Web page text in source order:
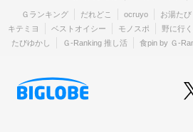
Ｇランキング だれどこ ocruyo お湯たび
キテミヨ
ベストオイシー モノスポ 野に行く
たびゆかし
Ｇ-Ranking 推し活 食pin by Ｇ-